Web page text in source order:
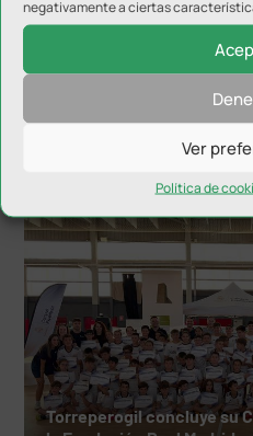
negativamente a ciertas
Ver
Política de
El Ayuntamiento de Jaén
reconocimiento a la
Torreperogil concluye su